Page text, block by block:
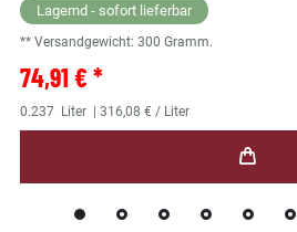
Lagernd - sofort lieferbar
** Versandgewicht: 300 Gramm.
74,91 € *
0.237 Liter | 316,08 € / Liter